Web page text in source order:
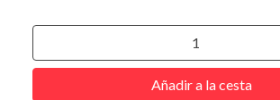
Añadir a la cesta